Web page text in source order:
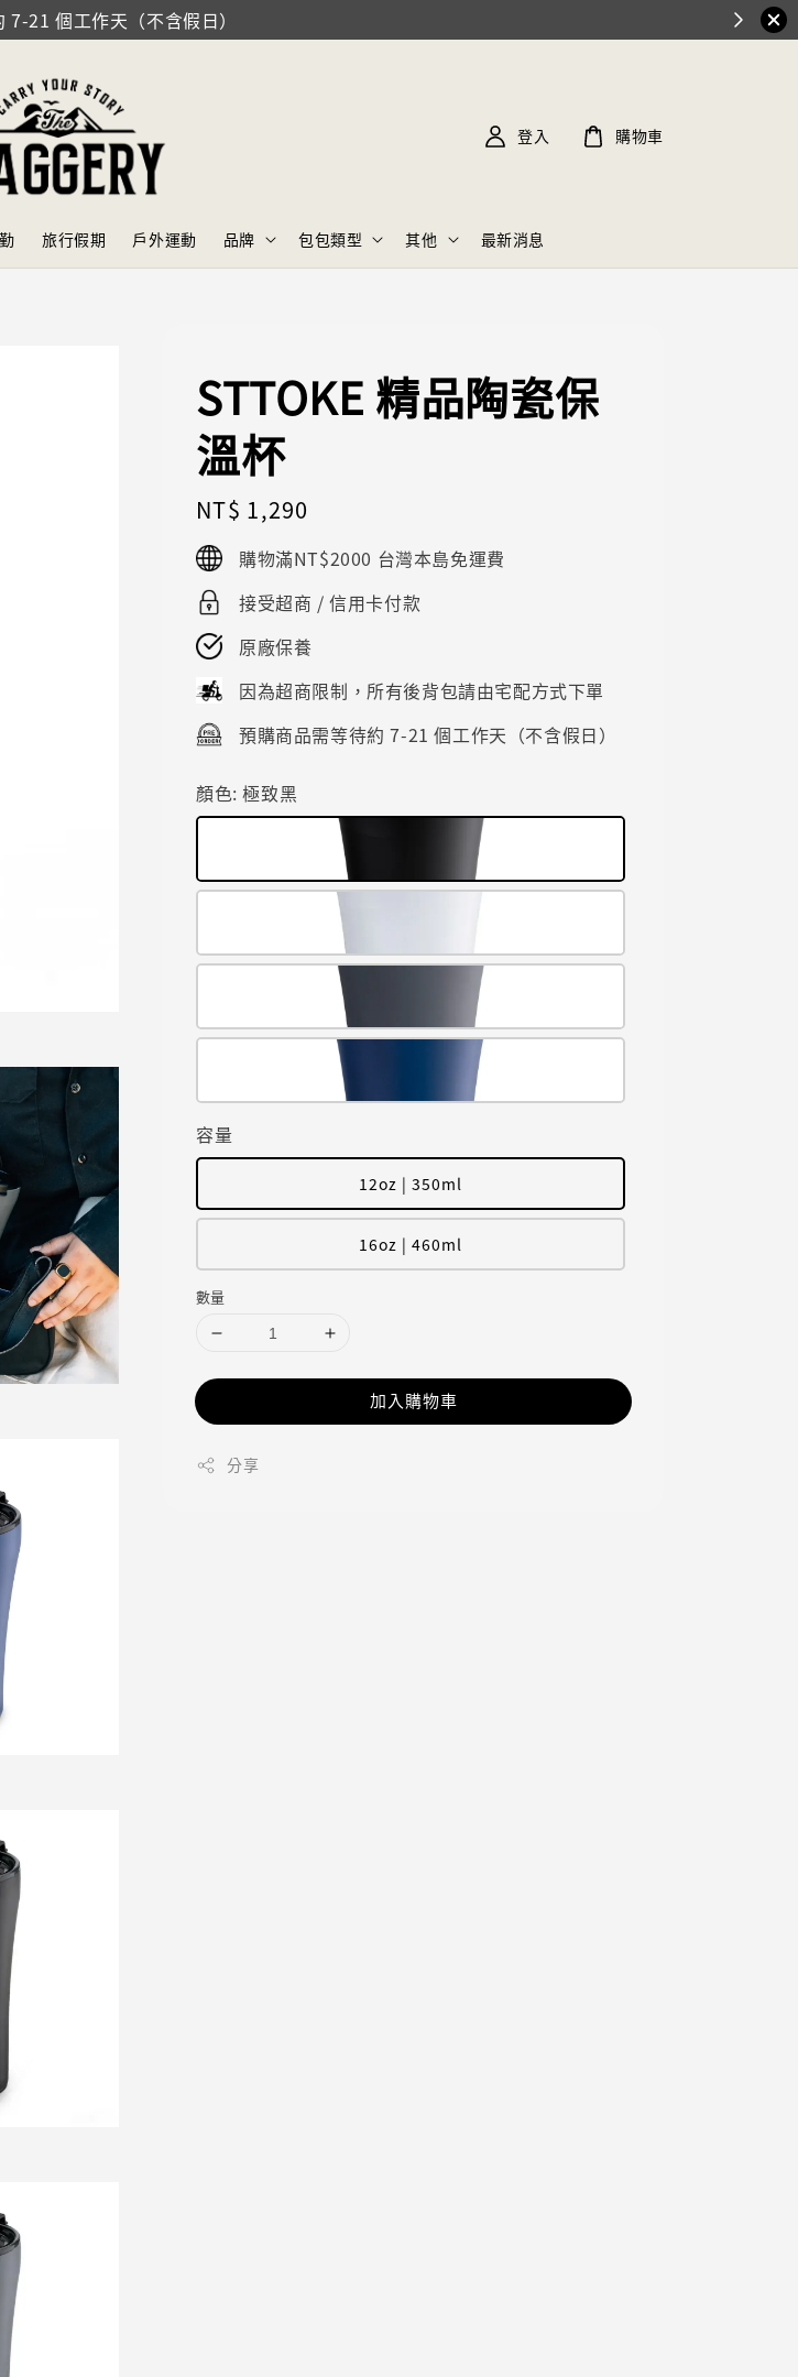
21 個工作天（不含假日）
旅行假期 戶外運動 品牌 包包類型 其他 最新消息
登入 購物車
STTOKE 精品陶瓷保
溫杯
Regular
price
NT$ 1,290
購物滿NT$2000 台灣本島免運費
接受超商 / 信用卡付款
原廠保養
因為超商限制，所有後背包請由宅配方式下單
預購商品需等待約 7-21 個工作天（不含假日）
顏色: 極致黑
容量
12oz | 350ml
16oz | 460ml
數量
加入購物車
分享